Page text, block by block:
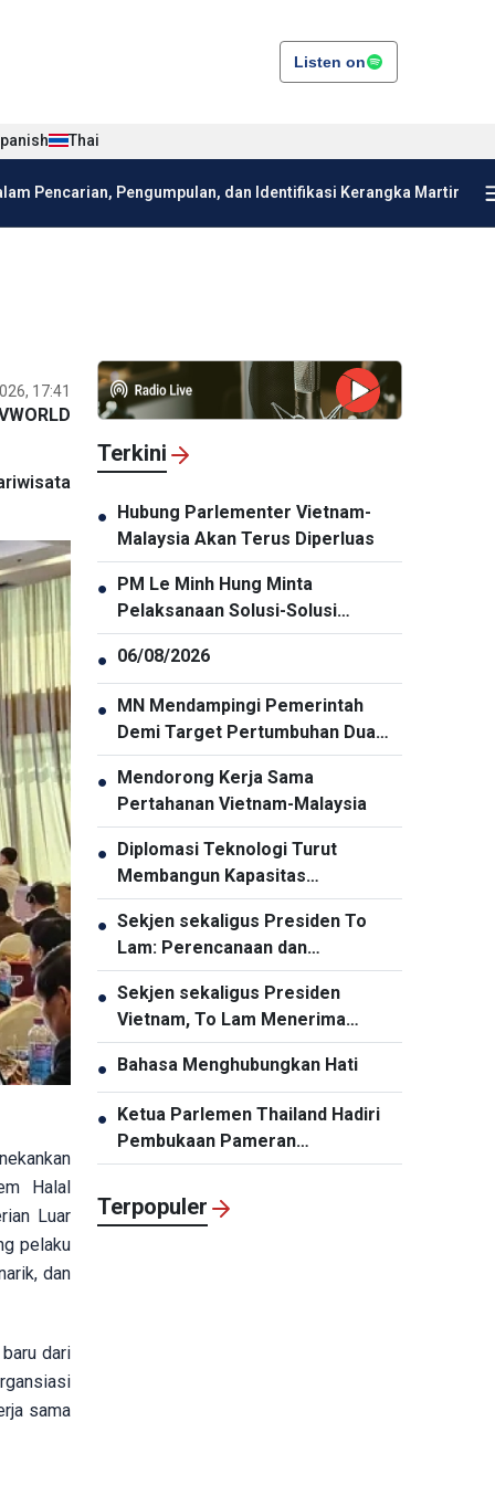
Listen on
Thai
Pencarian, Pengumpulan, dan Identifikasi Kerangka Martir
17:41
Halal
Luar
pelaku
dan
dari
sama
Terkini
● Hubung Parlementer Vietnam-
Malaysia Akan Terus Diperluas
● PM Le Minh Hung Minta
Pelaksanaan Solusi-Solusi
Penjaminan Keamanan Siber
Secara Menyeluruh dan Sinkron
● 06/08/2026
● MN Mendampingi Pemerintah
Demi Target Pertumbuhan Dua
Digit
● Mendorong Kerja Sama
Pertahanan Vietnam-Malaysia
● Diplomasi Teknologi Turut
Membangun Kapasitas
Pembangunan Nasional
● Sekjen sekaligus Presiden To
Lam: Perencanaan dan
Penyelenggaraan Pengembangan
Infrastruktur Harus Diperbarui
● Sekjen sekaligus Presiden
Vietnam, To Lam Menerima
Panglima Komando Pasifik AS,
Samuel Paparo
● Bahasa Menghubungkan Hati
● Ketua Parlemen Thailand Hadiri
Pembukaan Pameran
“Memperingati HUT ke-50
Hubungan Diplomatik Vietnam-
Thailand”
Terpopuler